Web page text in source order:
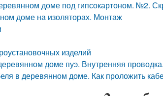
доме под гипсокартоном. №2.
доме на изоляторах. Монтаж
изделий
доме пуэ. Внутренняя проводка.
в деревянном доме. Как проложить